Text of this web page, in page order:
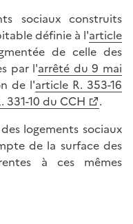
sociaux construits
définie à l'article
de celle des
par l'arrêté du 9 mai
de l'article R. 353-16
331-10 du CCH
.
logements sociaux
de la surface des
à ces mêmes